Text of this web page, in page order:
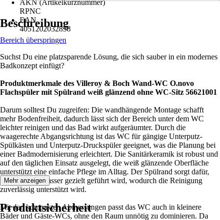
AKN (Artikelkurznummer)
RPNC
EAN
4051202032838
Beschreibung
Bereich überspringen
Suchst Du eine platzsparende Lösung, die sich sauber in ein modernes
Badkonzept einfügt?
Produktmerkmale des Villeroy & Boch Wand-WC O.novo
Flachspüler mit Spülrand weiß glänzend ohne WC-Sitz 56621001
Darum solltest Du zugreifen: Die wandhängende Montage schafft
mehr Bodenfreiheit, dadurch lässt sich der Bereich unter dem WC
leichter reinigen und das Bad wirkt aufgeräumter. Durch die
waagerechte Abgangsrichtung ist das WC für gängige Unterputz-
Spülkästen und Unterputz-Druckspüler geeignet, was die Planung bei
einer Badmodernisierung erleichtert. Die Sanitärkeramik ist robust und
auf den täglichen Einsatz ausgelegt, die weiß glänzende Oberfläche
unterstützt eine einfache Pflege im Alltag. Der Spülrand sorgt dafür,
dass das Spülwasser gezielt geführt wird, wodurch die Reinigung
zuverlässig unterstützt wird.
Mit den kompakten Abmessungen passt das WC auch in kleinere
Bäder und Gäste-WCs, ohne den Raum unnötig zu dominieren. Da
Mehr anzeigen
Produktsicherheit